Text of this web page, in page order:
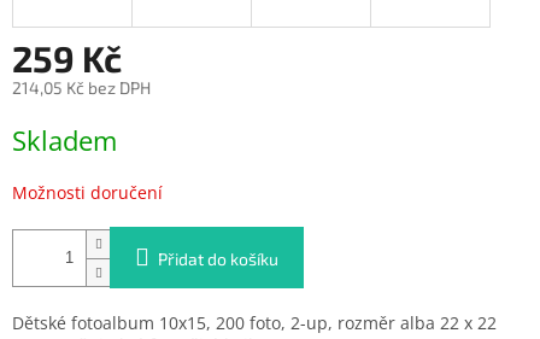
259 Kč
214,05 Kč bez DPH
cena:
Skladem
Možnosti doručení
Přidat do košíku
Dětské fotoalbum 10x15, 200 foto, 2-up, rozměr alba 22 x 22